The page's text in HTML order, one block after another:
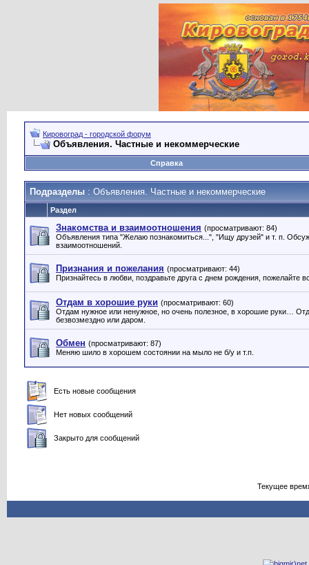
Кировоград - городской форум
Объявления. Частные и некоммерческие
Справка
Подразделы : Объявления. Частные и некоммерческие
Раздел
Знакомства и взаимоотношения (просматривают: 84)
Объявления типа "Желаю познакомиться...", "Ищу друзей" и т. п.
взаимоотношений.
Признания и пожелания (просматривают: 44)
Признайтесь в любви, поздравьте друга с днем рождения, пожелайте
Отдам в хорошие руки (просматривают: 60)
Отдам нужное или ненужное, но очень полезное, в хорошие руки…
безвозмездно или даром.
Обмен (просматривают: 87)
Меняю шило в хорошем состоянии на мыло не б/у и т.п.
Есть новые сообщения
Нет новых сообщений
Закрыто для сообщений
Текущее